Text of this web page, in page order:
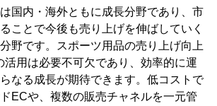
国内・海外ともに成長分野であり、市
ことで今後も売り上げを伸ばしていく
野です。スポーツ用品の売り上げ向上
活用は必要不可欠であり、効率的に運
なる成長が期待できます。低コストで
ECや、複数の販売チャネルを一元管